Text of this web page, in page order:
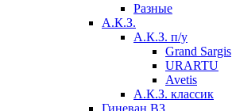
Разные
А.К.З.
А.К.З. п/у
Grand Sargis
URARTU
Avetis
А.К.З. классик
Гиневан ВЗ